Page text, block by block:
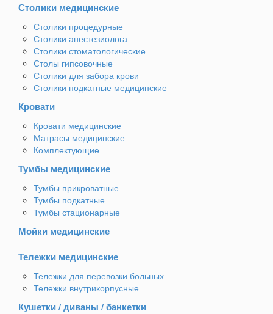
Столики медицинские
Столики процедурные
Столики анестезиолога
Столики стоматологические
Столы гипсовочные
Столики для забора крови
Столики подкатные медицинские
Кровати
Кровати медицинские
Матрасы медицинские
Комплектующие
Тумбы медицинские
Тумбы прикроватные
Тумбы подкатные
Тумбы стационарные
Мойки медицинские
Тележки медицинские
Тележки для перевозки больных
Тележки внутрикорпусные
Кушетки / диваны / банкетки